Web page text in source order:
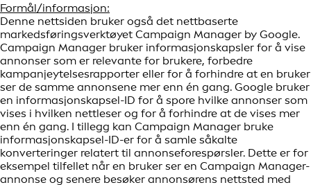
Formål/informasjon:
Denne nettsiden bruker også det nettbaserte
markedsføringsverktøyet Campaign Manager by Google.
Campaign Manager bruker informasjonskapsler for å vise
annonser som er relevante for brukere, forbedre
kampanjeytelsesrapporter eller for å forhindre at en bruker
ser de samme annonsene mer enn én gang. Google bruker
en informasjonskapsel-ID for å spore hvilke annonser som
vises i hvilken nettleser og for å forhindre at de vises mer
enn én gang. I tillegg kan Campaign Manager bruke
informasjonskapsel-ID-er for å samle såkalte
konverteringer relatert til annonseforespørsler. Dette er for
eksempel tilfellet når en bruker ser en Campaign Manager-
annonse og senere besøker annonsørens nettsted med